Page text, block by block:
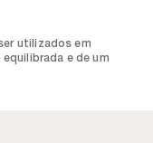
utilizados em
e de um